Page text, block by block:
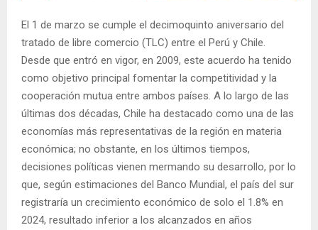
El 1 de marzo se cumple el decimoquinto aniversario del
tratado de libre comercio (TLC) entre el Perú y Chile.
Desde que entró en vigor, en 2009, este acuerdo ha tenido
como objetivo principal fomentar la competitividad y la
cooperación mutua entre ambos países. A lo largo de las
últimas dos décadas, Chile ha destacado como una de las
economías más representativas de la región en materia
económica; no obstante, en los últimos tiempos,
decisiones políticas vienen mermando su desarrollo, por lo
que, según estimaciones del Banco Mundial, el país del sur
registraría un crecimiento económico de solo el 1.8% en
2024, resultado inferior a los alcanzados en años